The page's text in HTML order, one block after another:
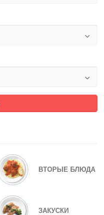
ВТОРЫЕ БЛЮДА
ЗАКУСКИ